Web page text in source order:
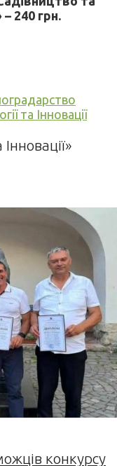
240 грн.
та Інновації
конкурсу